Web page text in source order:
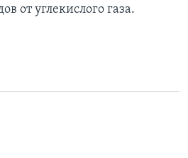
от углекислого газа.